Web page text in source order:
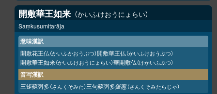
開敷華王如来 かいふけおうにょらい
Saṃkusumitarāja
意味漢訳
開敷花王仏（かいふかおうぶつ）開敷華王仏（かいふけおうぶつ）
開敷華王如来（かいふけおうにょらい）華開敷仏（けかいふぶつ）
音写漢訳
三矩蘇弭多（さんくそみた）三句蘇弭多羅惹（さんくそみたらじゃ）